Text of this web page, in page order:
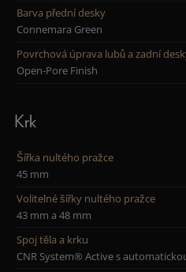
Barva přední desky
Connemara Green
Povrchová úprava lubů a zadní
Open-Pore Finish
Krk
Šířka nultého pražce
45 mm
Volitelné šířky nultého pražce
43 mm a 48 mm
Spoj těla a krku
CNR System® Active s